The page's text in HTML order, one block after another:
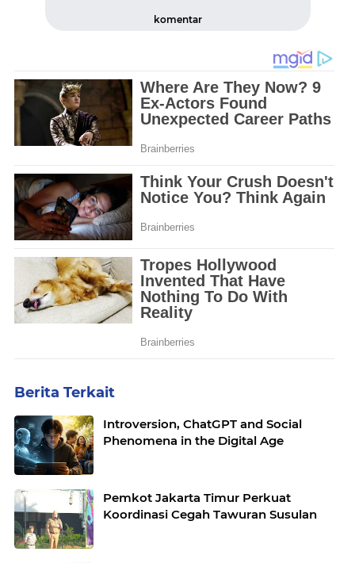
komentar
Berita Terkait
Introversion, ChatGPT and Social
Phenomena in the Digital Age
Pemkot Jakarta Timur Perkuat
Koordinasi Cegah Tawuran Susulan